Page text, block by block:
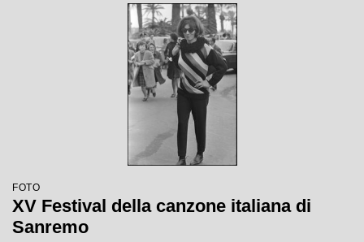
FOTO
XV Festival della canzone italiana di
Sanremo